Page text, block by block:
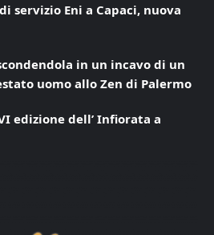
servizio Eni a Capaci, nuova
in un incavo di un
uomo allo Zen di Palermo
edizione dell’ Infiorata a